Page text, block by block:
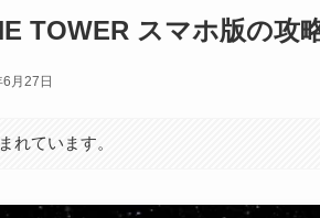
TOWER スマホ版の攻
月27日
れています。